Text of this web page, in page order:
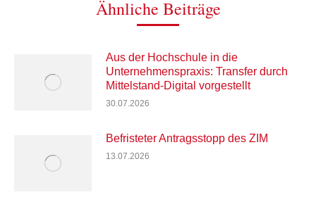
Ähnliche Beiträge
Aus der Hochschule in die
Unternehmenspraxis: Transfer durch
Mittelstand-Digital vorgestellt
30.07.2026
Befristeter Antragsstopp des ZIM
13.07.2026